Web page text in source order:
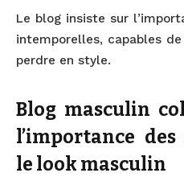
Le blog insiste sur
intemporelles, capables
perdre en style.
Blog masculin
l’importance des
le look masculin